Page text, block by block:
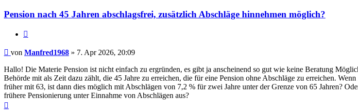
Pension nach 45 Jahren abschlagsfrei, zusätzlich Abschläge hinnehmen möglich?
Beitrag
von Manfred1968 » 7. Apr 2026, 20:09
Hallo! Die Materie Pension ist nicht einfach zu ergründen, es gibt ja anscheinend so gut wie keine Beratung
Behörde mit als Zeit dazu zählt, die 45 Jahre zu erreichen, die für eine Pension ohne Abschläge zu erreichen.
früher mit 63, ist dann dies möglich mit Abschlägen von 7,2 % für zwei Jahre unter der Grenze von 65 Jahren?
frühere Pensionierung unter Einnahme von Abschlägen aus?